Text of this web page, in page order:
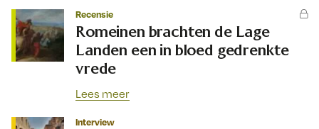
Recensie
Romeinen brachten de Lage
Landen een in bloed gedrenkte
vrede
Lees meer
Interview